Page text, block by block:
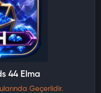
44 Elmas
Geçerlidir.